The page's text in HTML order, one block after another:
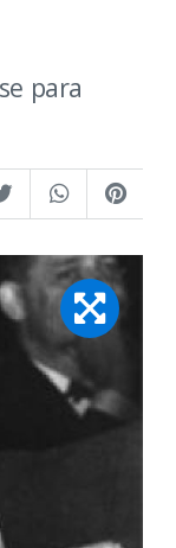
para